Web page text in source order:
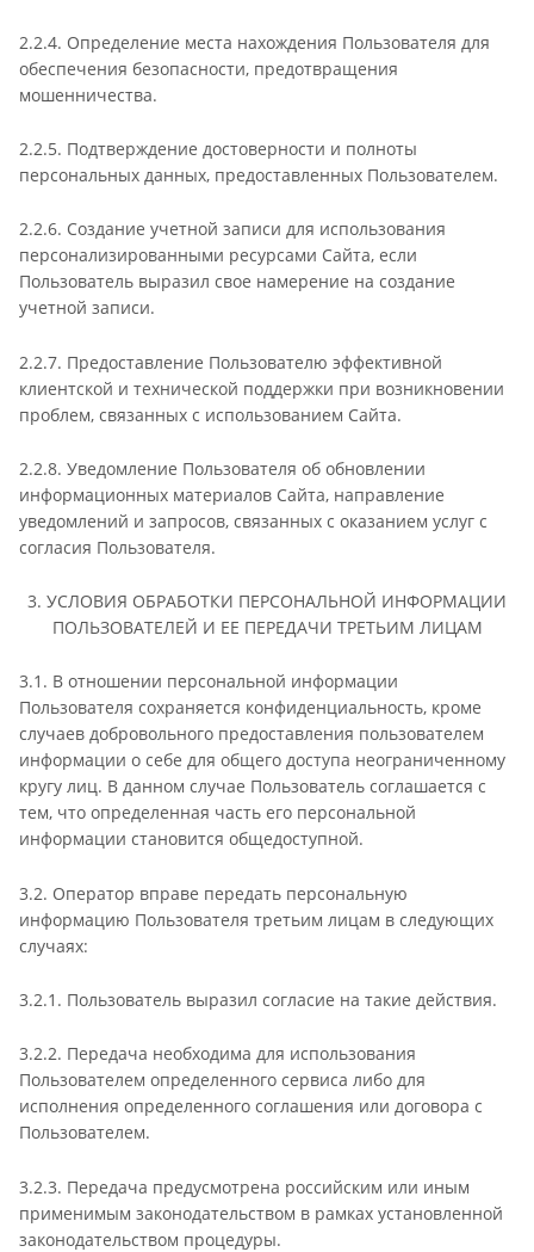
2.2.4. Определение места нахождения Пользователя для
обеспечения безопасности, предотвращения
мошенничества.
2.2.5. Подтверждение достоверности и полноты
персональных данных, предоставленных Пользователем.
2.2.6. Создание учетной записи для использования
персонализированными ресурсами Сайта, если
Пользователь выразил свое намерение на создание
учетной записи.
2.2.7. Предоставление Пользователю эффективной
клиентской и технической поддержки при возникновении
проблем, связанных с использованием Сайта.
2.2.8. Уведомление Пользователя об обновлении
информационных материалов Сайта, направление
уведомлений и запросов, связанных с оказанием услуг с
согласия Пользователя.
3. УСЛОВИЯ ОБРАБОТКИ ПЕРСОНАЛЬНОЙ ИНФОРМАЦИИ
ПОЛЬЗОВАТЕЛЕЙ И ЕЕ ПЕРЕДАЧИ ТРЕТЬИМ ЛИЦАМ
3.1. В отношении персональной информации
Пользователя сохраняется конфиденциальность, кроме
случаев добровольного предоставления пользователем
информации о себе для общего доступа неограниченному
кругу лиц. В данном случае Пользователь соглашается с
тем, что определенная часть его персональной
информации становится общедоступной.
3.2. Оператор вправе передать персональную
информацию Пользователя третьим лицам в следующих
случаях:
3.2.1. Пользователь выразил согласие на такие действия.
3.2.2. Передача необходима для использования
Пользователем определенного сервиса либо для
исполнения определенного соглашения или договора с
Пользователем.
3.2.3. Передача предусмотрена российским или иным
применимым законодательством в рамках установленной
законодательством процедуры.